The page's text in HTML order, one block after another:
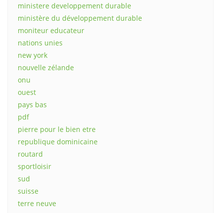
ministere developpement durable
ministère du développement durable
moniteur educateur
nations unies
new york
nouvelle zélande
onu
ouest
pays bas
pdf
pierre pour le bien etre
republique dominicaine
routard
sportloisir
sud
suisse
terre neuve